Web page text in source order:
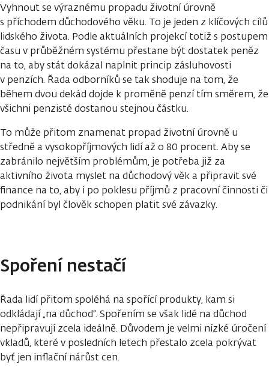
Vyhnout se výraznému propadu životní úrovně
s příchodem důchodového věku. To je jeden z klíčových cílů
lidského života. Podle aktuálních projekcí totiž s postupem
času v průběžném systému přestane být dostatek peněz
na to, aby stát dokázal naplnit princip zásluhovosti
v penzích. Řada odborníků se tak shoduje na tom, že
během dvou dekád dojde k proměně penzí tím směrem, že
všichni penzisté dostanou stejnou částku.
To může přitom znamenat propad životní úrovně u
středně a vysokopříjmových lidí až o 80 procent. Aby se
zabránilo největším problémům, je potřeba již za
aktivního života myslet na důchodový věk a připravit své
finance na to, aby i po poklesu příjmů z pracovní činnosti či
podnikání byl člověk schopen platit své závazky.
Spoření nestačí
Řada lidí přitom spoléhá na spořící produkty, kam si
odkládají „na důchod“. Spořením se však lidé na důchod
nepřipravují zcela ideálně. Důvodem je velmi nízké úročení
vkladů, které v posledních letech přestalo zcela pokrývat
byť jen inflační nárůst cen.